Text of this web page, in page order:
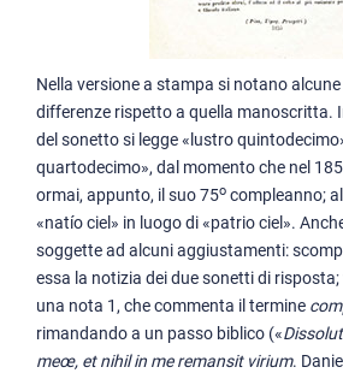
Nella versione a stampa si notano
differenze rispetto a quella manoscritta.
del sonetto si legge «lustro
quartodecimo», dal momento che nel
ormai, appunto, il suo 75o compleanno;
«natío ciel» in luogo di «patrio ciel».
soggette ad alcuni aggiustamenti:
essa la notizia dei due sonetti di
una nota 1, che commenta il termine
rimandando a un passo biblico («
meœ, et nihil in me remansit virium.